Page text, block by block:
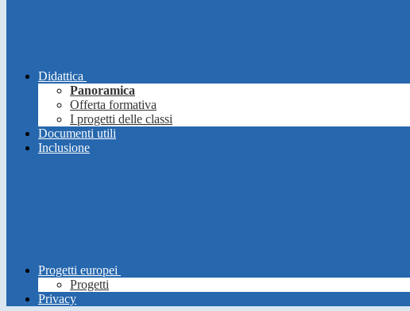
Didattica
Panoramica
Offerta formativa
I progetti delle classi
Documenti utili
Inclusione
Progetti europei
Progetti
Privacy